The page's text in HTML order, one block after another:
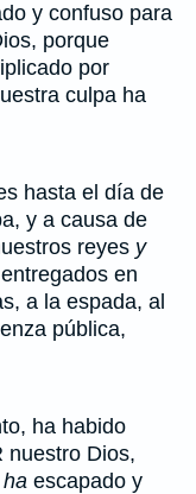
y confuso para
porque
por
culpa ha
hasta el día de
y a causa de
reyes y
en
a la espada, al
pública,
ha habido
nuestro Dios,
escapado y